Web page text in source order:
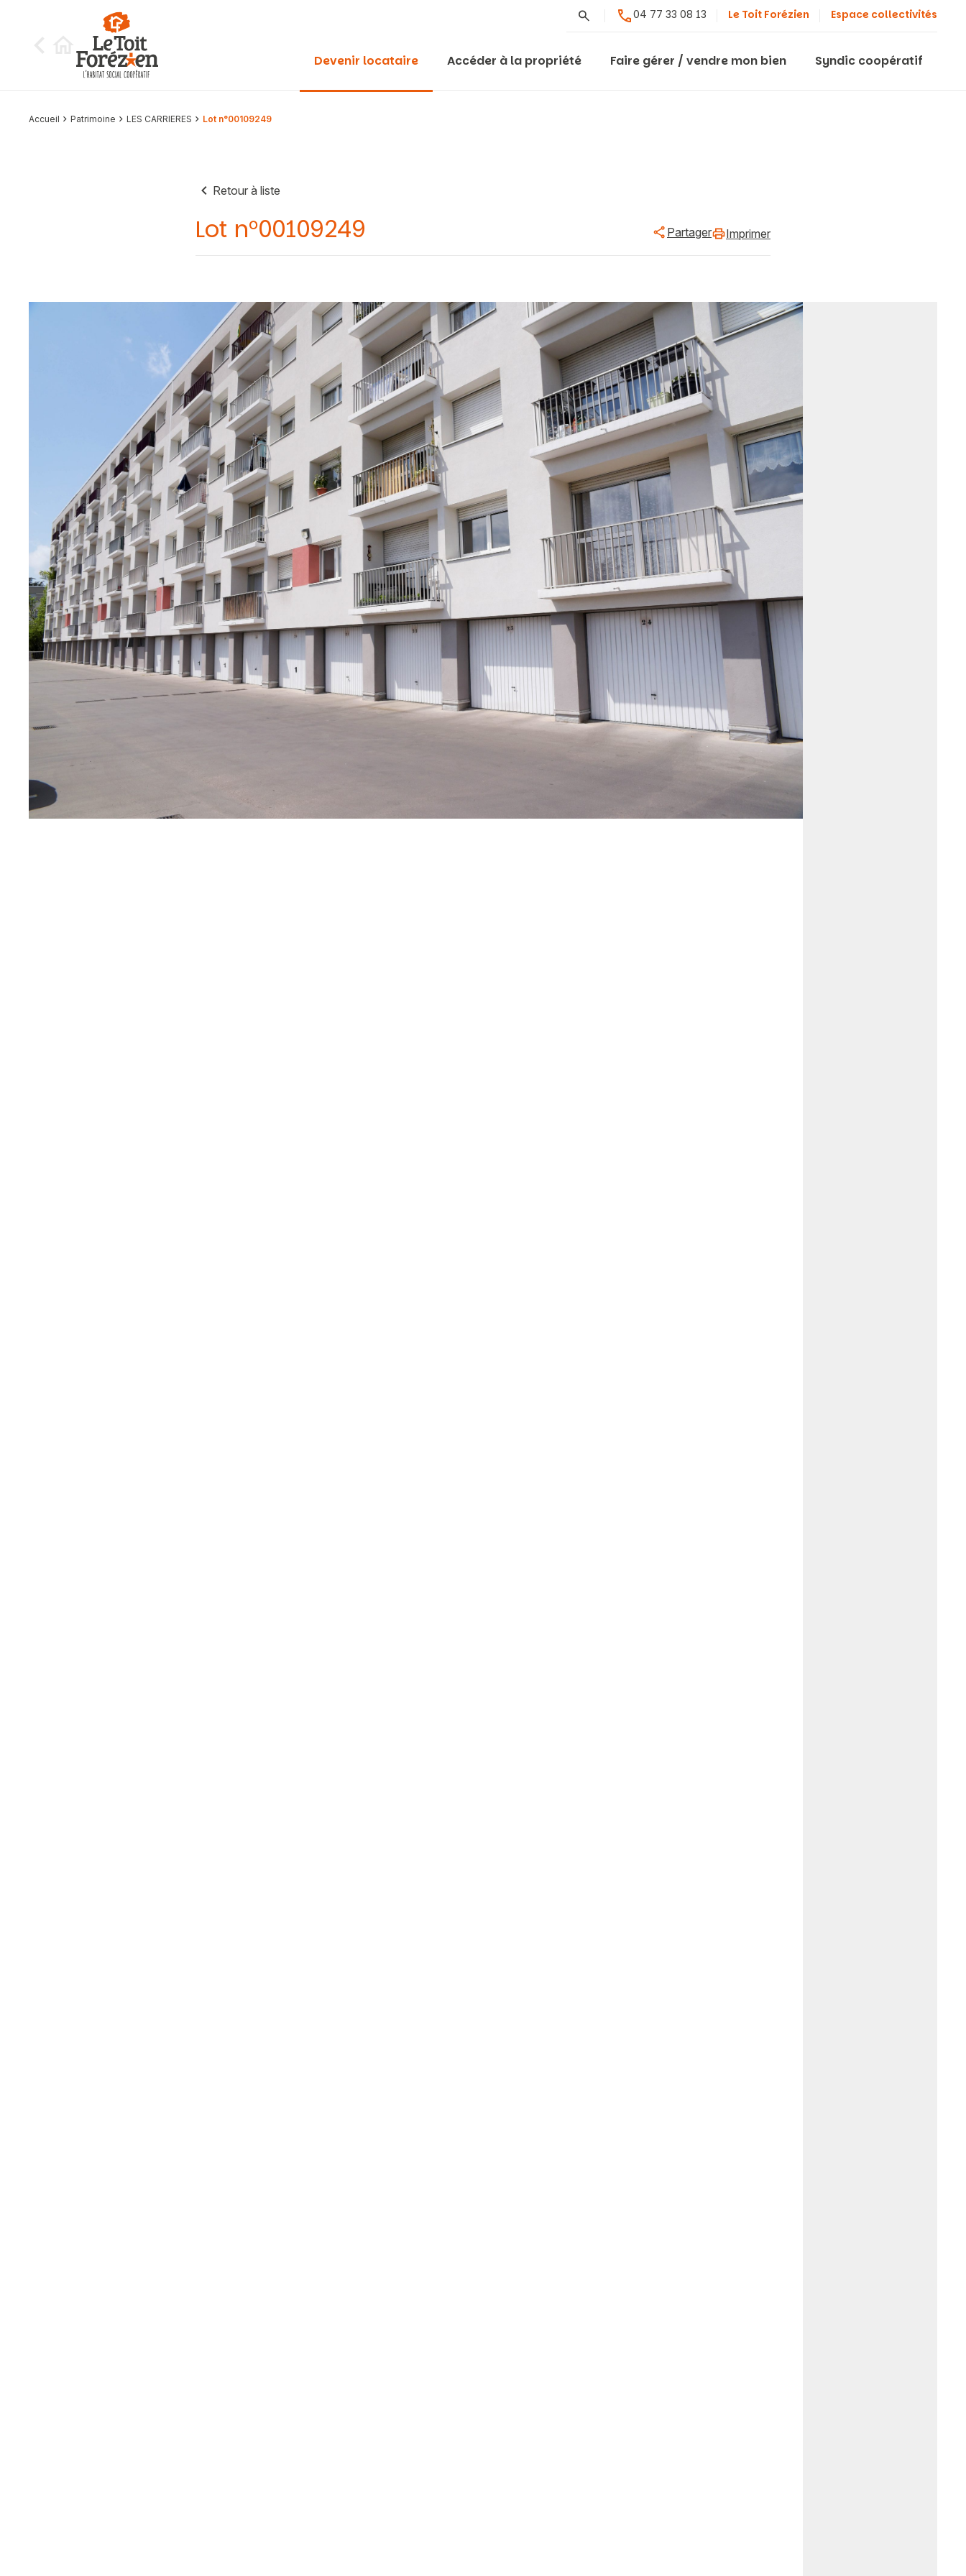
Rechercher04 77 33 08 13 Le Toit Forézien Espace collectivités
Devenir locataire Accéder à la propriété Faire gérer / vendre mon bien Syndic coopératif
Accueil Patrimoine LES CARRIERES Lot n°00109249
Retour à liste
Lot n°00109249 Partager Imprimer